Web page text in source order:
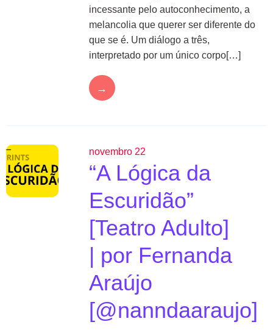
incessante pelo autoconhecimento, a
melancolia que querer ser diferente do
que se é. Um diálogo a três,
interpretado por um único corpo[…]
→
novembro 22
“A Lógica da
Escuridão”
[Teatro Adulto]
| por Fernanda
Araújo
[@nanndaaraujo]